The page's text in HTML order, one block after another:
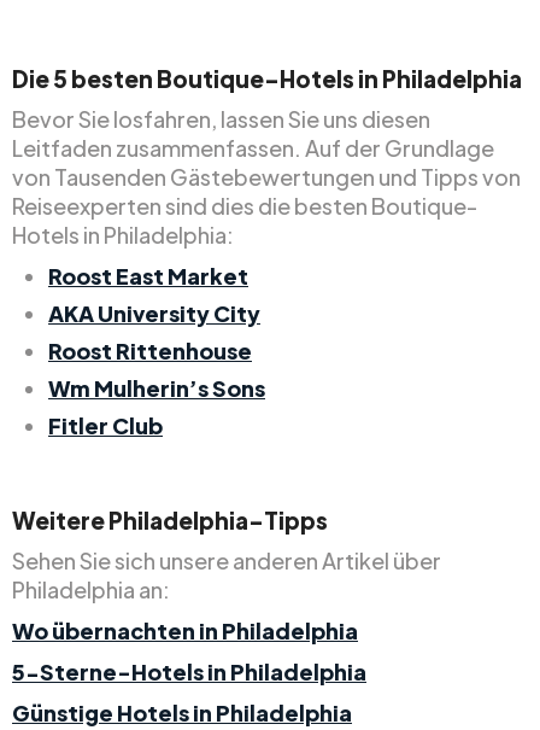
Die 5 besten Boutique-Hotels in Philadelphia
Bevor Sie losfahren, lassen Sie uns diesen
Leitfaden zusammenfassen. Auf der Grundlage
von Tausenden Gästebewertungen und Tipps von
Reiseexperten sind dies die besten Boutique-
Hotels in Philadelphia:
Roost East Market
AKA University City
Roost Rittenhouse
Wm Mulherin’s Sons
Fitler Club
Weitere Philadelphia-Tipps
Sehen Sie sich unsere anderen Artikel über
Philadelphia an:
Wo übernachten in Philadelphia
5-Sterne-Hotels in Philadelphia
Günstige Hotels in Philadelphia